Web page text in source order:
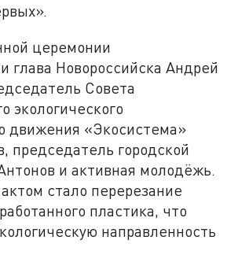
церемонии
глава Новороссийска Андрей
Совета
экологического
движения «Экосистема»
председатель городской
и активная молодёжь.
стало перерезание
пластика, что
направленность